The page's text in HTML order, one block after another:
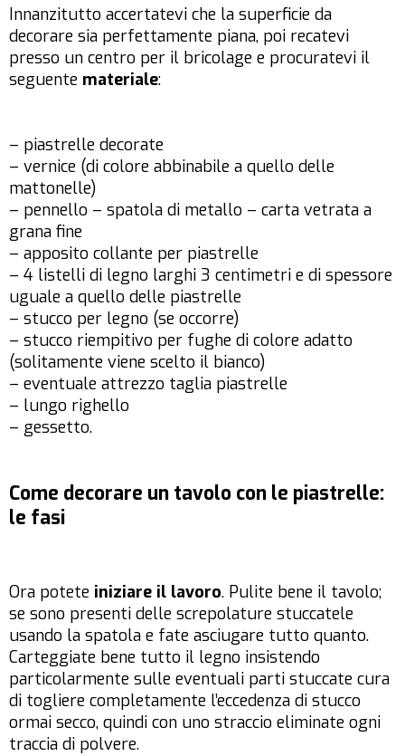
Innanzitutto accertatevi che la superficie da
decorare sia perfettamente piana, poi recatevi
presso un centro per il bricolage e procuratevi il
seguente materiale:
– piastrelle decorate
– vernice (di colore abbinabile a quello delle
mattonelle)
– pennello – spatola di metallo – carta vetrata a
grana fine
– apposito collante per piastrelle
– 4 listelli di legno larghi 3 centimetri e di spessore
uguale a quello delle piastrelle
– stucco per legno (se occorre)
– stucco riempitivo per fughe di colore adatto
(solitamente viene scelto il bianco)
– eventuale attrezzo taglia piastrelle
– lungo righello
– gessetto.
Come decorare un tavolo con le piastrelle:
le fasi
Ora potete iniziare il lavoro. Pulite bene il tavolo;
se sono presenti delle screpolature stuccatele
usando la spatola e fate asciugare tutto quanto.
Carteggiate bene tutto il legno insistendo
particolarmente sulle eventuali parti stuccate cura
di togliere completamente l’eccedenza di stucco
ormai secco, quindi con uno straccio eliminate ogni
traccia di polvere.